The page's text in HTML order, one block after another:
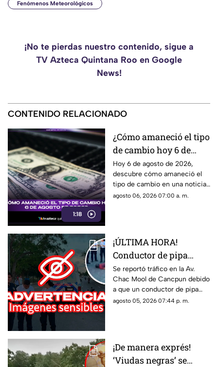
Fenómenos Meteorológicos
¡No te pierdas nuestro contenido, sigue a
TV Azteca Quintana Roo en Google
News!
CONTENIDO RELACIONADO
1:18
¿Cómo amaneció el tipo
de cambio hoy 6 de
agosto de 2026?
Hoy 6 de agosto de 2026,
descubre cómo amaneció el
tipo de cambio en una noticia
que impactará tus finanzas.
agosto 06, 2026 07:00 a. m.
¡ÚLTIMA HORA!
Conductor de pipa
atropella a un hombre
en Av. Chac Mool de
Cancún; esto se sabe
Se reportó tráfico en la Av.
Chac Mool de Cancpun debido
a que un conductor de pipa
atropelló a un hombre.
agosto 05, 2026 07:44 p. m.
¡De manera exprés!
‘Viudas negras’ se